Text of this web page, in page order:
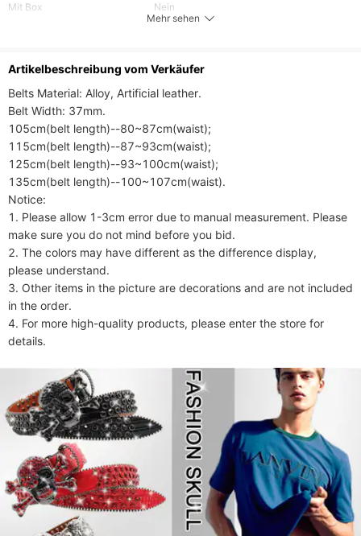
Mit Box
Nein
Mehr sehen
Artikelbeschreibung vom Verkäufer
Belts Material: Alloy, Artificial leather.
Belt Width: 37mm.
105cm(belt length)--80~87cm(waist);
115cm(belt length)--87~93cm(waist);
125cm(belt length)--93~100cm(waist);
135cm(belt length)--100~107cm(waist).
Notice:
1. Please allow 1-3cm error due to manual measurement. Please
make sure you do not mind before you bid.
2. The colors may have different as the difference display,
please understand.
3. Other items in the picture are decorations and are not included
in the order.
4. For more high-quality products, please enter the store for
details.